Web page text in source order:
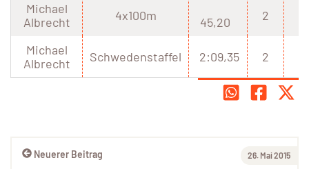
Michael
Albrecht
4x100m 45,20 2
Michael
Albrecht
Schwedenstaffel 2:09,35 2
Neuerer Beitrag 26. Mai 2015